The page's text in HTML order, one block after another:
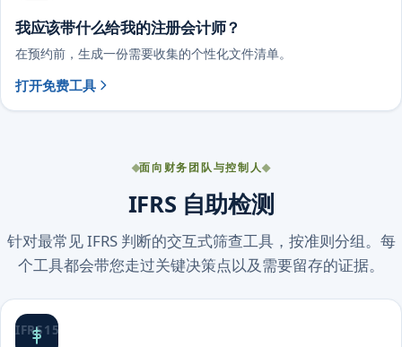
我应该带什么给我的注册会计师？
在预约前，生成一份需要收集的个性化文件清单。
打开免费工具
面向财务团队与控制人
IFRS 自助检测
针对最常见 IFRS 判断的交互式筛查工具，按准则分组。每
个工具都会带您走过关键决策点以及需要留存的证据。
IFRS 15